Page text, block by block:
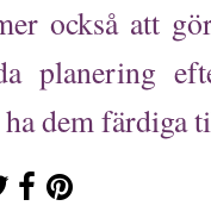
också att
planering
dem färdiga